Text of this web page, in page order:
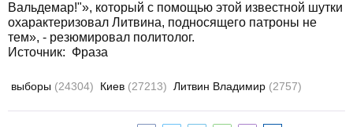
Вальдемар!"», который с помощью этой известной шутки
охарактеризовал Литвина, подносящего патроны не
тем», - резюмировал политолог.
Источник: Фраза
выборы (24304) Киев (27213) Литвин Владимир (2757)